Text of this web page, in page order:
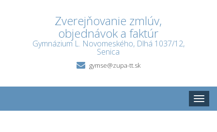
Zverejňovanie zmlúv,
objednávok a faktúr
Gymnázium L. Novomeského, Dlhá 1037/12,
Senica
gymse@zupa-tt.sk
Toggle